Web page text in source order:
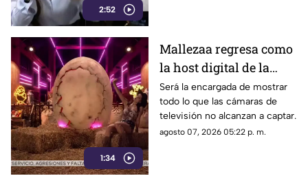
2:52
1:34
Mallezaa regresa como
la host digital de la
segunda temporada de
La Granja VIP
Será la encargada de mostrar
todo lo que las cámaras de
televisión no alcanzan a captar.
agosto 07, 2026 05:22 p. m.